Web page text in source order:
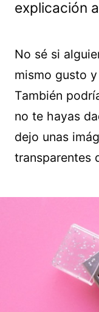
explicación
No sé si
mismo gusto
También
no te hayas
dejo unas
transparentes